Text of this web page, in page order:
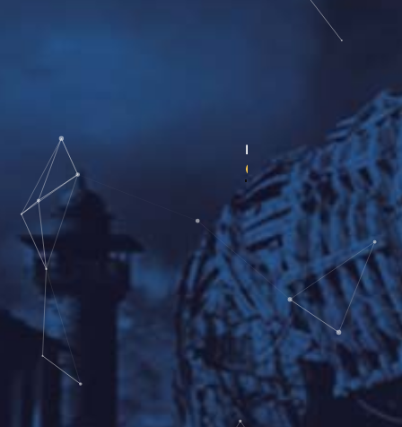
REGISTRO EXITOSO